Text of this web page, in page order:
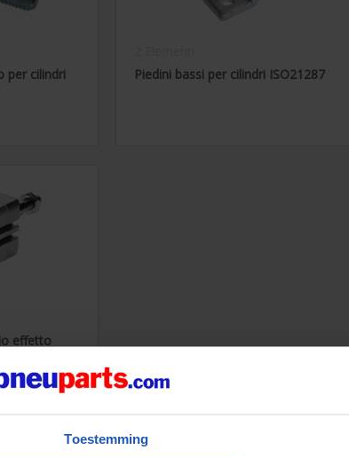
Toestemming
per cilindri
Piedini bassi per cilindri ISO21287
effetto
stelo